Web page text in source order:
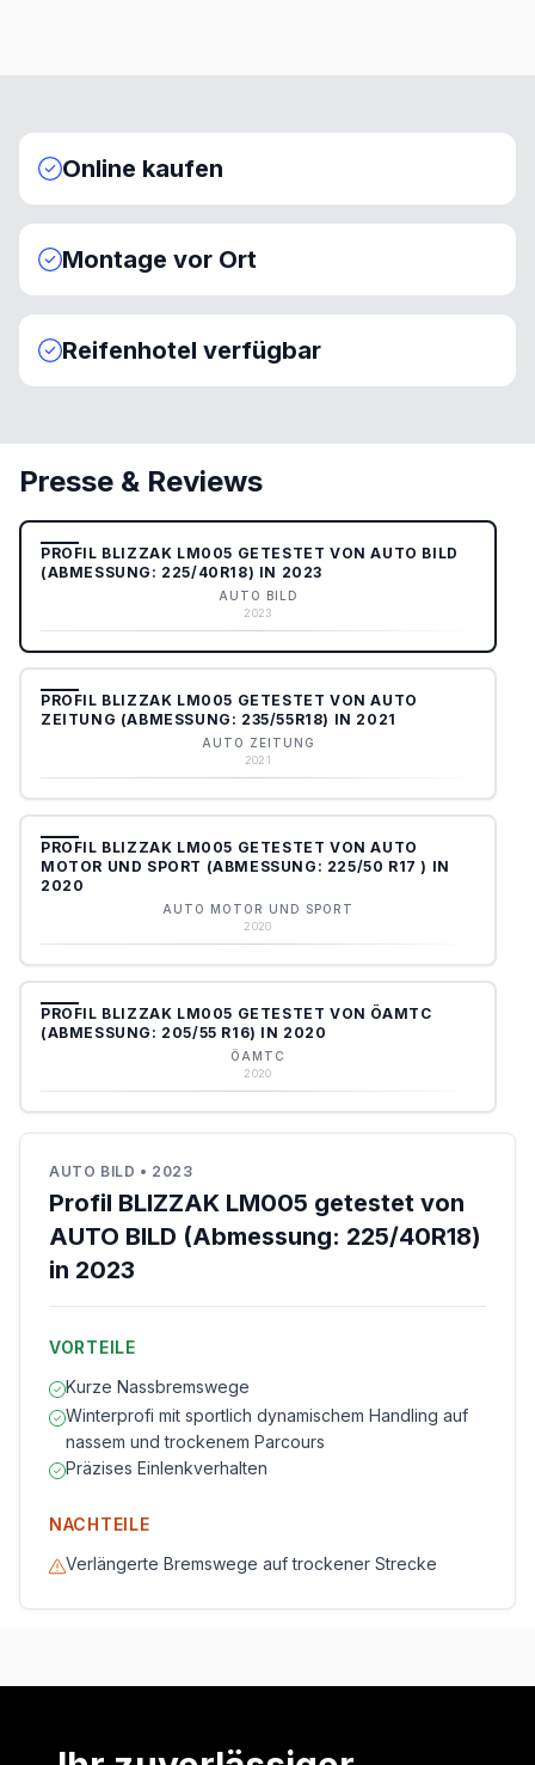
Online kaufen
Montage vor Ort
Reifenhotel verfügbar
Presse & Reviews
PROFIL BLIZZAK LM005 GETESTET VON AUTO BILD
(ABMESSUNG: 225/40R18) IN 2023
AUTO BILD
2023
PROFIL BLIZZAK LM005 GETESTET VON AUTO
ZEITUNG (ABMESSUNG: 235/55R18) IN 2021
AUTO ZEITUNG
2021
PROFIL BLIZZAK LM005 GETESTET VON AUTO
MOTOR UND SPORT (ABMESSUNG: 225/50 R17 ) IN
2020
AUTO MOTOR UND SPORT
2020
PROFIL BLIZZAK LM005 GETESTET VON ÖAMTC
(ABMESSUNG: 205/55 R16) IN 2020
ÖAMTC
2020
AUTO BILD • 2023
Profil BLIZZAK LM005 getestet von
AUTO BILD (Abmessung: 225/40R18)
in 2023
VORTEILE
Kurze Nassbremswege
Winterprofi mit sportlich dynamischem Handling auf
nassem und trockenem Parcours
Präzises Einlenkverhalten
NACHTEILE
Verlängerte Bremswege auf trockener Strecke